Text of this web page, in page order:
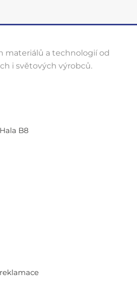
materiálů a technologií od
i světových výrobců.
B8